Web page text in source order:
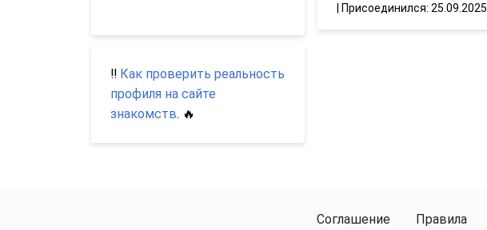
Присоединился: 25.09.2025
‼️ Как проверить реальность
профиля на сайте
знакомств. 🔥
Соглашение Правила